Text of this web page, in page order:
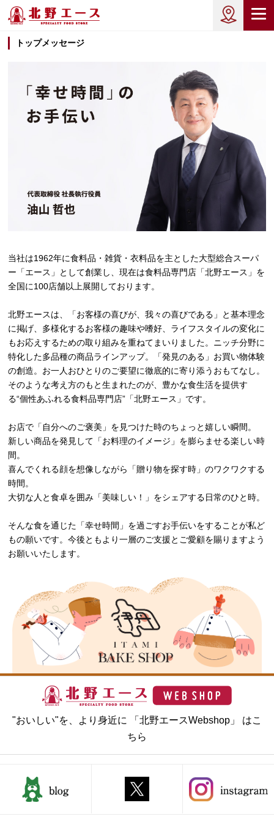
トップメッセージ
当社は1962年に食料品・雑貨・衣料品を主とした大型総合スーパ
ー「エース」として創業し、現在は食料品専門店「北野エース」を
全国に100店舗以上展開しております。
北野エースは、「お客様の喜びが、我々の喜びである」と基本理念
に掲げ、多様化するお客様の趣味や嗜好、ライフスタイルの変化に
もお応えするための取り組みを重ねてまいりました。ニッチ分野に
特化した多品種の商品ラインアップ。「発見のある」お買い物体験
の創造。お一人おひとりのご要望に徹底的に寄り添うおもてなし。
そのような考え方のもと生まれたのが、豊かな食生活を提供す
る“個性あふれる食料品専門店”「北野エース」です。
お店で「自分へのご褒美」を見つけた時のちょっと嬉しい瞬間。
新しい商品を発見して「お料理のイメージ」を膨らませる楽しい時
間。
喜んでくれる顔を想像しながら「贈り物を探す時」のワクワクする
時間。
大切な人と食卓を囲み「美味しい！」をシェアする日常のひと時。
そんな食を通じた「幸せ時間」を過ごすお手伝いをすることが私ど
もの願いです。今後ともより一層のご支援とご愛顧を賜りますよう
お願いいたします。
"おいしい"を、より身近に 「北野エースWebshop」 はこ
ちら